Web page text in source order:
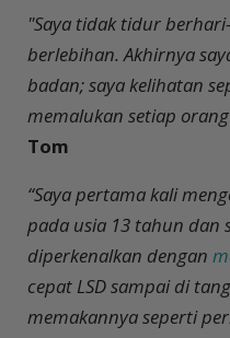
"Saya tidak tidur
berlebihan. Akhirnya
badan; saya kelihatan
memalukan setiap
Tom
“Saya pertama kali
pada usia 13 tahun dan
diperkenalkan dengan
cepat LSD sampai di
memakannya seperti